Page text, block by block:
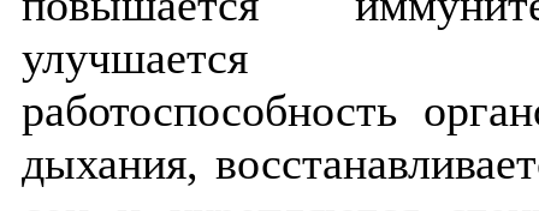
улучшается
работоспособность
дыхания,